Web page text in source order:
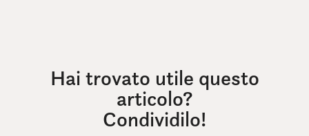
Hai trovato utile questo
articolo?
Condividilo!